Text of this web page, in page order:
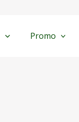
Promo